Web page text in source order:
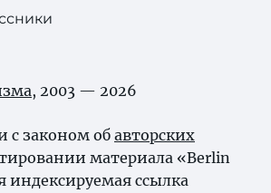
, 2003 — 2026
с законом об авторских
материала «Berlin
индексируемая ссылка